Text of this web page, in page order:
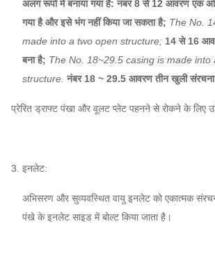
अलग रूपों में बनाया गया है: नंबर 8 से 12 आवरण एक
गया है और इसे भंग नहीं किया जा सकता है; The No.
made into a two open structure; 14 से 16
बना है; The No. 18~29.5 casing is made into
structure. नंबर 18 ~ 29.5 आवरण तीन खुली संरचना
प्रेरित ड्राफ्ट पंखा और वूलट प्लेट पहनने से रोकने के लिए
3. इनलेट:
अभिसरण और सुव्यवस्थित वायु इनलेट को एकात्मक
पंखे के इनलेट साइड में बोल्ट किया जाता है।